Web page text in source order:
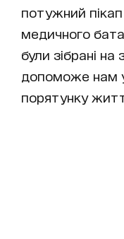
потужний
медичного
були зібрані на
допоможе нам
порятунку